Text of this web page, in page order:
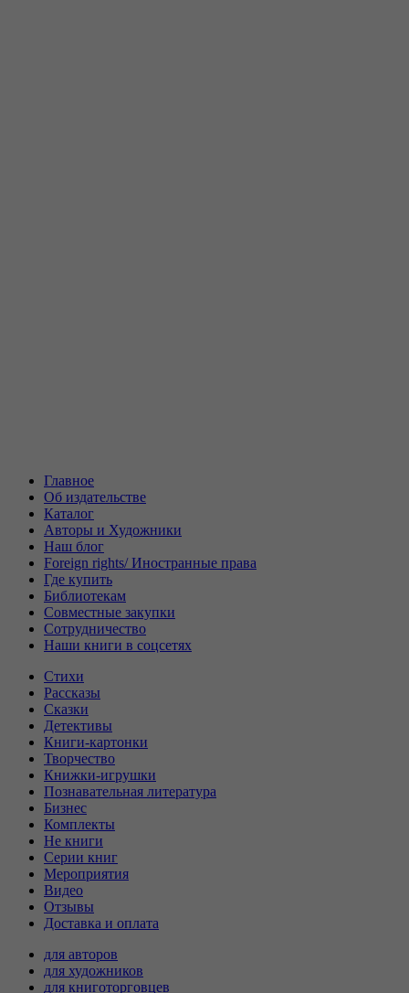
Главное
Об издательстве
Каталог
Авторы и Художники
Наш блог
Foreign rights/ Иностранные права
Где купить
Библиотекам
Совместные закупки
Сотрудничество
Наши книги в соцсетях
Стихи
Рассказы
Сказки
Детективы
Книги-картонки
Творчество
Книжки-игрушки
Познавательная литература
Бизнес
Комплекты
Не книги
Серии книг
Мероприятия
Видео
Отзывы
Доставка и оплата
для авторов
для художников
для книготорговцев